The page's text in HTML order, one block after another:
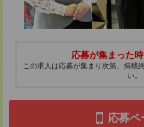
応募が集まった
この求人は応募が集まり次第、掲載
い。
応募ペ